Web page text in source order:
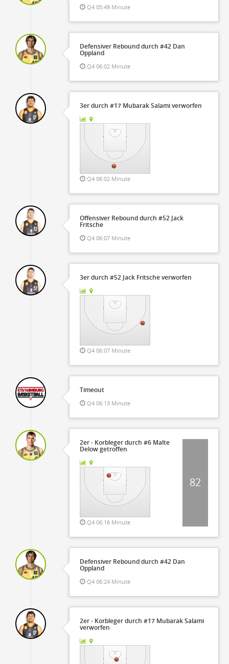
Q4 05:49 Minute
Defensiver Rebound durch #42 Dan
Oppland
Q4 06:02 Minute
3er durch #17 Mubarak Salami verworfen
Q4 06:02 Minute
Offensiver Rebound durch #52 Jack
Fritsche
Q4 06:07 Minute
3er durch #52 Jack Fritsche verworfen
Q4 06:07 Minute
Timeout
Q4 06:13 Minute
2er - Korbleger durch #6 Malte
Delow getroffen
Q4 06:16 Minute
82
Defensiver Rebound durch #42 Dan
Oppland
Q4 06:24 Minute
2er - Korbleger durch #17 Mubarak Salami
verworfen